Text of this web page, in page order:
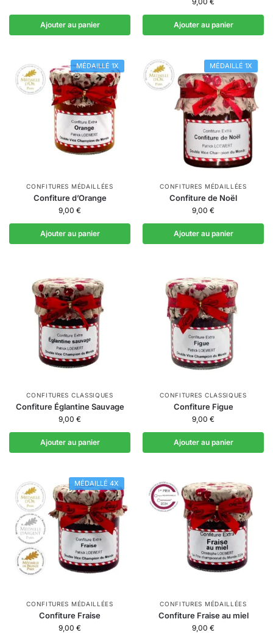
Ajouter au panier Ajouter au panier
MÉDAILLÉ 1X
CONFITURES MÉDAILLÉES
Confiture d’Orange
9,00 €
Ajouter au panier
MÉDAILLÉ 1X
CONFITURES MÉDAILLÉES
Confiture de Noël
9,00 €
Ajouter au panier
CONFITURES CLASSIQUES
Confiture Églantine Sauvage
9,00 €
Ajouter au panier
CONFITURES CLASSIQUES
Confiture Figue
9,00 €
Ajouter au panier
MÉDAILLÉ 4X
CONFITURES MÉDAILLÉES
Confiture Fraise
9,00 €
CONFITURES MÉDAILLÉES
Confiture Fraise au miel
9,00 €